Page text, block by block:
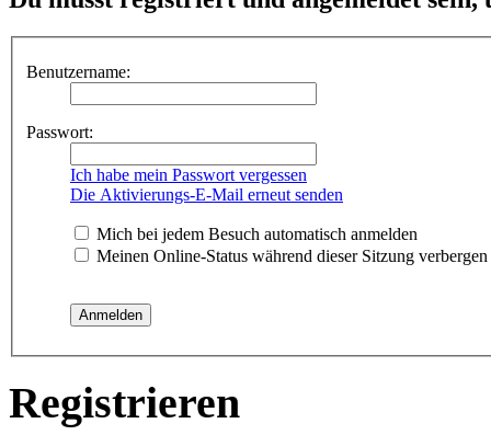
Benutzername:
Passwort:
Ich habe mein Passwort vergessen
Die Aktivierungs-E-Mail erneut senden
Mich bei jedem Besuch automatisch anmelden
Meinen Online-Status während dieser Sitzung verbergen
Registrieren